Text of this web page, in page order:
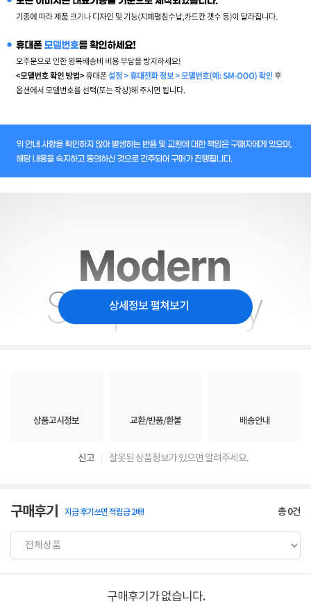
상세정보 펼쳐보기
상품고시정보 교환/반품/환불 배송안내
신고 잘못된 상품정보가 있으면 알려주세요.
구매후기 지금 후기쓰면 적립금 2배! 총0건
구매후기가 없습니다.